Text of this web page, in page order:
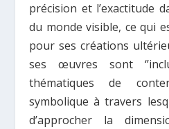
précision et l’exactitude
du monde visible, ce qui
pour ses créations
ses œuvres sont
thématiques de
symbolique à travers
d’approcher la